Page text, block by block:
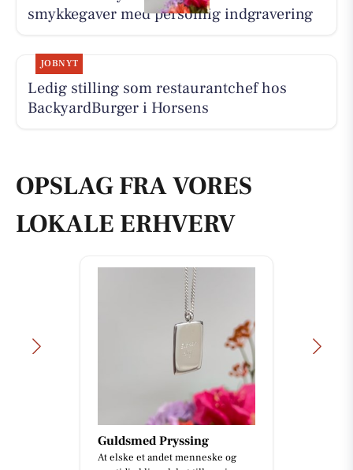
smykkegaver med personlig indgravering
JOBNYT
Ledig stilling som restaurantchef hos
BackyardBurger i Horsens
OPSLAG FRA VORES
LOKALE ERHVERV
Guldsmed Pryssing
At elske et andet menneske og